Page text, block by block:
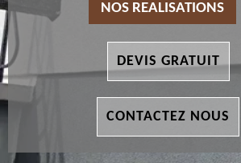
NOS REALISATIONS
DEVIS GRATUIT
CONTACTEZ NOUS